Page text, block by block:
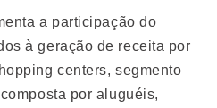
a participação do
à geração de receita por
centers, segmento
por aluguéis,